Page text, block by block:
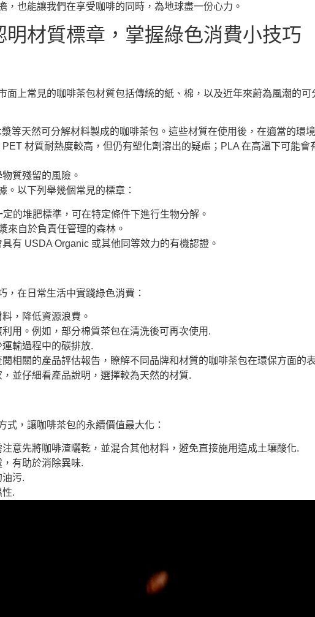
也能讓我們在享受咖啡的同時，為地球盡一份心力。
材質標章，掌握綠色消費小技巧
面上常見的咖啡茶包材質包括傳統的紙、棉，以及近年來蔚為風潮的
等天然可分解材料製成的咖啡茶包。這些材質在使用後，在適當的環
材質耐熱度較高，但仍有塑化劑溶出的疑慮；PLA 在高溫下可能
質殘留的風險。
。以下列舉幾個常見的標章：
的堆肥標準，可在特定條件下進行生物分解。
來自於負責任管理的森林。
有 USDA Organic 或其他同等效力的有機認證。
，在日常生活中實踐綠色消費：
，降低資源浪費。
用。例如，部分棉質茶包在清洗後可再次使用.
輸過程中的碳排放.
相關的產品評估報告，瞭解不同品牌和材質的咖啡茶包在環保方面的
並仔細看產品說明，選擇較為天然的材質.
，讓咖啡茶包的永續價值最大化：
意先將咖啡渣曬乾，並混合其他材料，避免直接施用造成土壤酸化.
有助於消除異味.
污.
.